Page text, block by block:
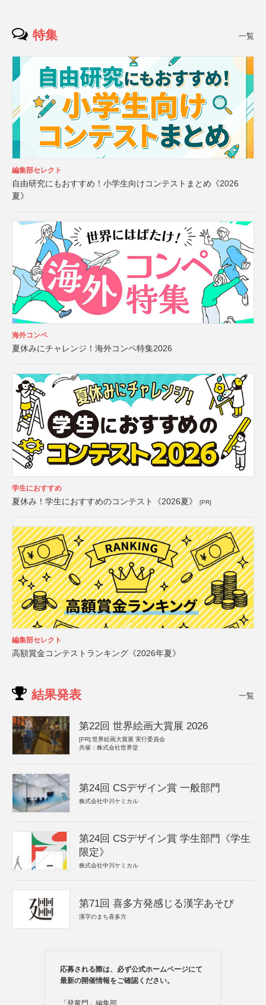
特集 一覧
編集部セレクト
自由研究にもおすすめ！小学生向けコンテストまとめ《2026
夏》
海外コンペ
夏休みにチャレンジ！海外コンペ特集2026
学生におすすめ
夏休み！学生におすすめのコンテスト《2026夏》 [PR]
編集部セレクト
高額賞金コンテストランキング《2026年夏》
結果発表 一覧
第22回 世界絵画大賞展 2026
[PR] 世界絵画大賞展 実行委員会
共催：株式会社世界堂
第24回 CSデザイン賞 一般部門
株式会社中川ケミカル
第24回 CSデザイン賞 学生部門《学生
限定》
株式会社中川ケミカル
第71回 喜多方発感じる漢字あそび
漢字のまち喜多方
応募される際は、必ず公式ホームページにて
最新の開催情報をご確認ください。
「登竜門」編集部